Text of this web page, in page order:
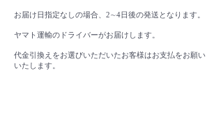
お届け日指定なしの場合、2∼4日後の発送となります。
ヤマト運輸のドライバーがお届けします。
代金引換えをお選びいただいたお客様はお支払をお願い
いたします。